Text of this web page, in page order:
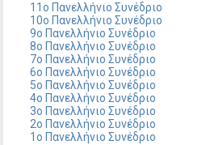
11ο Πανελλήνιο Συνέδριο
10ο Πανελλήνιο Συνέδριο
9ο Πανελλήνιο Συνέδριο
8ο Πανελλήνιο Συνέδριο
7ο Πανελλήνιο Συνέδριο
6ο Πανελλήνιο Συνέδριο
5ο Πανελλήνιο Συνέδριο
4ο Πανελλήνιο Συνέδριο
3ο Πανελλήνιο Συνέδριο
2ο Πανελλήνιο Συνέδριο
1ο Πανελλήνιο Συνέδριο